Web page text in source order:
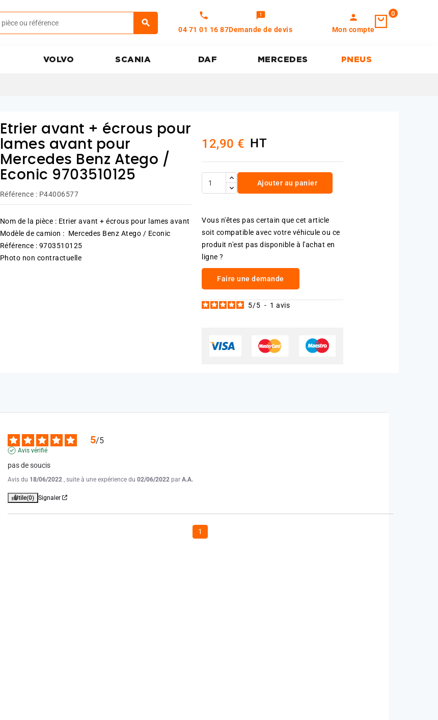
call
04 71 01 16 87
feedback
Demande de devis
person
Mon compte
0
VOLVO SCANIA DAF MERCEDES PNEUS
Etrier avant + écrous pour
lames avant pour
Mercedes Benz Atego /
Econic 9703510125
Référence : P44006577
Nom de la pièce : Etrier avant + écrous pour lames avant
Modèle de camion : Mercedes Benz Atego / Econic
Référence : 9703510125
Photo non contractuelle
12,90 € HT
Ajouter au panier
Vous n'êtes pas certain que cet article
soit compatible avec votre véhicule ou ce
produit n'est pas disponible à l'achat en
ligne ?
Faire une demande
5/5 - 1avis
5/5
Avis vérifié
pas de soucis
Avis du 18/06/2022 , suite à une expérience du 02/06/2022 par A.A.
Utile(0) Signaler
1